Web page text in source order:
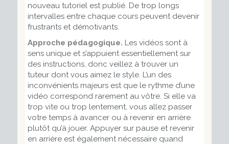
nouveau tutoriel est publié. De trop longs
intervalles entre chaque cours peuvent devenir
frustrants et démotivants.
Approche pédagogique. Les vidéos sont à
sens unique et s’appuient essentiellement sur
des instructions, donc veillez à trouver un
tuteur dont vous aimez le style. L’un des
inconvénients majeurs est que le rythme d’une
vidéo correspond rarement au vôtre. Si elle va
trop vite ou trop lentement, vous allez passer
votre temps à avancer ou à revenir en arrière
plutôt qu’à jouer. Appuyer sur pause et revenir
en arrière est également nécessaire quand